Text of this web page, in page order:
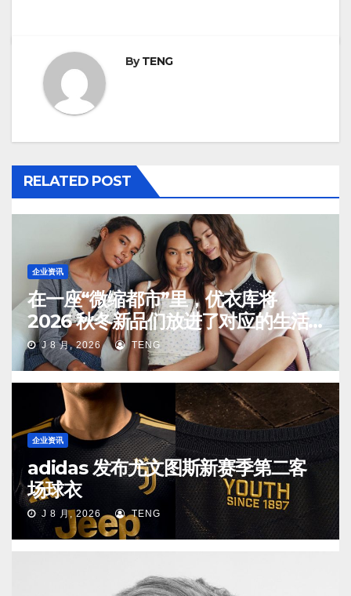
ByTENG
RELATED POST
企业资讯
在一座“微缩都市”里，优衣库将
2026 秋冬新品们放进了对应的生活
场景中
J 8 月, 2026 TENG
企业资讯
adidas 发布尤文图斯新赛季第二客
场球衣
J 8 月, 2026 TENG